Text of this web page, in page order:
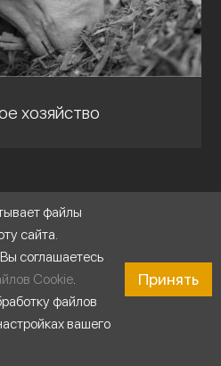
хозяйство
файлы
сайта.
соглашаетесь
Cookie.
файлов
вашего
Принять